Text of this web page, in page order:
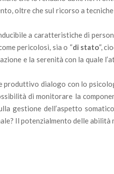
oltre che sul ricorso a
a caratteristiche di
pericolosi, sia o “di stato“,
e la serenità con la quale
dialogo con lo
di monitorare la
gestione dell’aspetto
Il potenzialmento delle abilità